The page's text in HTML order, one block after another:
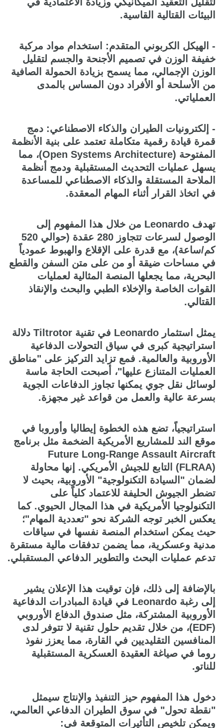
البيئات القتالية القاسية.
- الهيكل الكربوني المتقدم: استخدام مواد مركبة
خفيفة الوزن في تصميم الأجنحة والجسم لتقليل
الوزن الإجمالي، مما يسمح بزيادة الحمولة الصافية
من الأسلحة أو الأفراد دون المساس بالمدى
العملياتي.
- إلكترونيات الطيران والذكاء الاصطناعي: دمج
قمرة قيادة رقمية متكاملة تعتمد على بنية الأنظمة
المفتوحة (Open Systems Architecture)، مما
يسهل عمليات التحديث المستقبلية ودمج أنظمة
الملاحة المستقلة والذكاء الاصطناعي للمساعدة
في اتخاذ القرار أثناء المهام المعقدة.
تهدف Leonardo من خلال هذا المفهوم إلى
الوصول لسرعات تتجاوز 280 عقدة (حوالي 520
كم/ساعة)، مع قدرة على الإقلاع والهبوط عمودياً
في مساحات ضيقة أو من على متن السفن والقطع
البحرية، مما يجعلها المنصة المثالية لعمليات
القوات الخاصة والإخلاء الطبي والبحث والإنقاذ
القتالي.
يمثل استثمار Leonardo في تقنية Tiltrotor دلالة
استراتيجية كبرى في سياق التحولات الدفاعية
الأوروبية والعالمية. فمع تزايد التركيز على "مناطق
العمليات المتنازع عليها"، أصبحت الحاجة ماسة
لوسائل نقل جوي يمكنها تجاوز الدفاعات الجوية
بسرعة عالية والعمل من قواعد غير مجهزة.
استراتيجياً، تضع هذه الخطوة إيطاليا وأوروبا في
موقع الند للمشاريع الأمريكية الضخمة مثل برنامج
Future Long-Range Assault Aircraft
(FLRAA) التابع للجيش الأمريكي. إنها محاولة
لضمان "السيادة التكنولوجية" الأوروبية، بحيث لا
تضطر الجيوش الحليفة للاعتماد كلياً على
التكنولوجيا الأمريكية في هذا المجال الحيوي. كما
يعكس الخبر توجه الشركة نحو "تعددية المهام"؛
حيث يمكن استخدام المنصة نفسها في سياقات
مدنية وعسكرية، مما يضمن تدفقات مالية مستقرة
تدعم عمليات البحث والتطوير الدفاعي المستقبلي.
بالإضافة إلى ذلك، فإن توقيت هذا الإعلان يشير
إلى رغبة Leonardo في قيادة المبادرات الدفاعية
الأوروبية المشتركة، مثل صندوق الدفاع الأوروبي
(EDF)، من خلال تقديم حلول تقنية لا تتوفر لدى
المنافسين التقليديين في القارة، مما يعزز نفوذ
روما في صياغة العقيدة العسكرية المستقبلية
للناتو.
دخول هذا المفهوم حيز التنفيذ والإنتاج سيمثل
"نقطة تحول" في سوق الطيران الدفاعي العالمي،
ويمكن تلخيص التأثيرات المتوقعة في: